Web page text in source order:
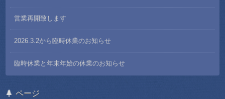
営業再開致します
2026.3.2から臨時休業のお知らせ
臨時休業と年末年始の休業のお知らせ
ページ